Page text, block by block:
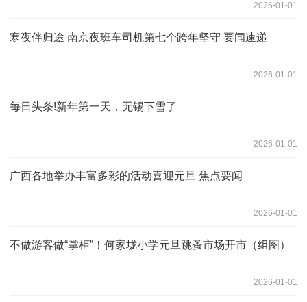
2026-01-01
寒夜伴归途 南京夜班车司机第七个跨年坚守 要闻速递
2026-01-01
每日头条!新年第一天，无锡下雪了
2026-01-01
广西各地举办丰富多彩的活动喜迎元旦 焦点要闻
2026-01-01
不做游客做“掌柜”！何家垅小学元旦跳蚤市场开市（组图）
2026-01-01